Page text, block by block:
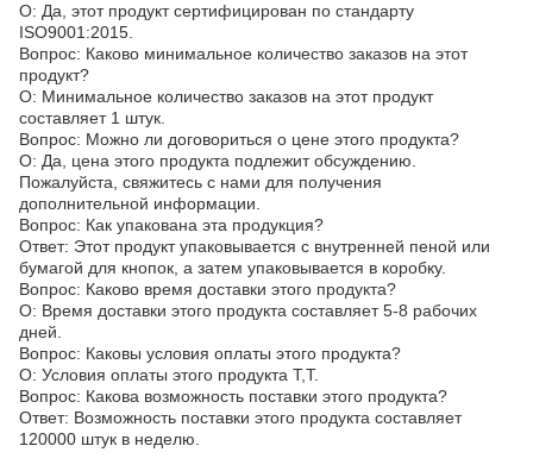
О: Да, этот продукт сертифицирован по стандарту
ISO9001:2015.
Вопрос: Каково минимальное количество заказов на этот
продукт?
О: Минимальное количество заказов на этот продукт
составляет 1 штук.
Вопрос: Можно ли договориться о цене этого продукта?
О: Да, цена этого продукта подлежит обсуждению.
Пожалуйста, свяжитесь с нами для получения
дополнительной информации.
Вопрос: Как упакована эта продукция?
Ответ: Этот продукт упаковывается с внутренней пеной или
бумагой для кнопок, а затем упаковывается в коробку.
Вопрос: Каково время доставки этого продукта?
О: Время доставки этого продукта составляет 5-8 рабочих
дней.
Вопрос: Каковы условия оплаты этого продукта?
О: Условия оплаты этого продукта T,T.
Вопрос: Какова возможность поставки этого продукта?
Ответ: Возможность поставки этого продукта составляет
120000 штук в неделю.